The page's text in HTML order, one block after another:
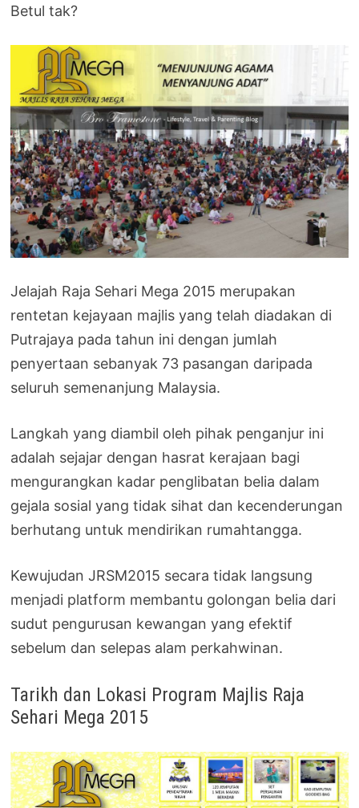
Betul tak?
Jelajah Raja Sehari Mega 2015 merupakan
rentetan kejayaan majlis yang telah diadakan di
Putrajaya pada tahun ini dengan jumlah
penyertaan sebanyak 73 pasangan daripada
seluruh semenanjung Malaysia.
Langkah yang diambil oleh pihak penganjur ini
adalah sejajar dengan hasrat kerajaan bagi
mengurangkan kadar penglibatan belia dalam
gejala sosial yang tidak sihat dan kecenderungan
berhutang untuk mendirikan rumahtangga.
Kewujudan JRSM2015 secara tidak langsung
menjadi platform membantu golongan belia dari
sudut pengurusan kewangan yang efektif
sebelum dan selepas alam perkahwinan.
Tarikh dan Lokasi Program Majlis Raja
Sehari Mega 2015